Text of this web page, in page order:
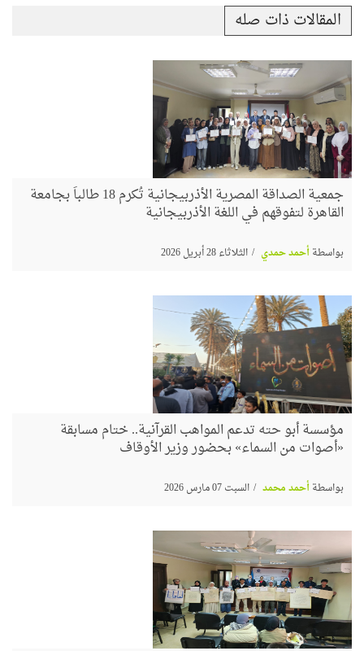
المقالات ذات صله
جمعية الصداقة المصرية الأذربيجانية تُكرم 18 طالباً بجامعة
القاهرة لتفوقهم في اللغة الأذربيجانية
بواسطةأحمد حمدي الثلاثاء 28 أبريل 2026
مؤسسة أبو حته تدعم المواهب القرآنية.. ختام مسابقة
«أصوات من السماء» بحضور وزير الأوقاف
بواسطةأحمد محمد السبت 07 مارس 2026